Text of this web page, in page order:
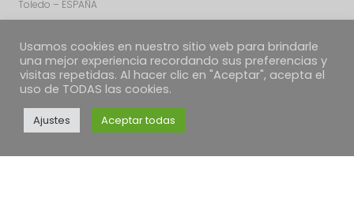
Toledo – ESPAÑA
Usamos cookies en nuestro sitio web para brindarle
una mejor experiencia recordando sus preferencias y
visitas repetidas. Al hacer clic en "Aceptar", acepta el
uso de TODAS las cookies.
Ajustes Aceptar todas